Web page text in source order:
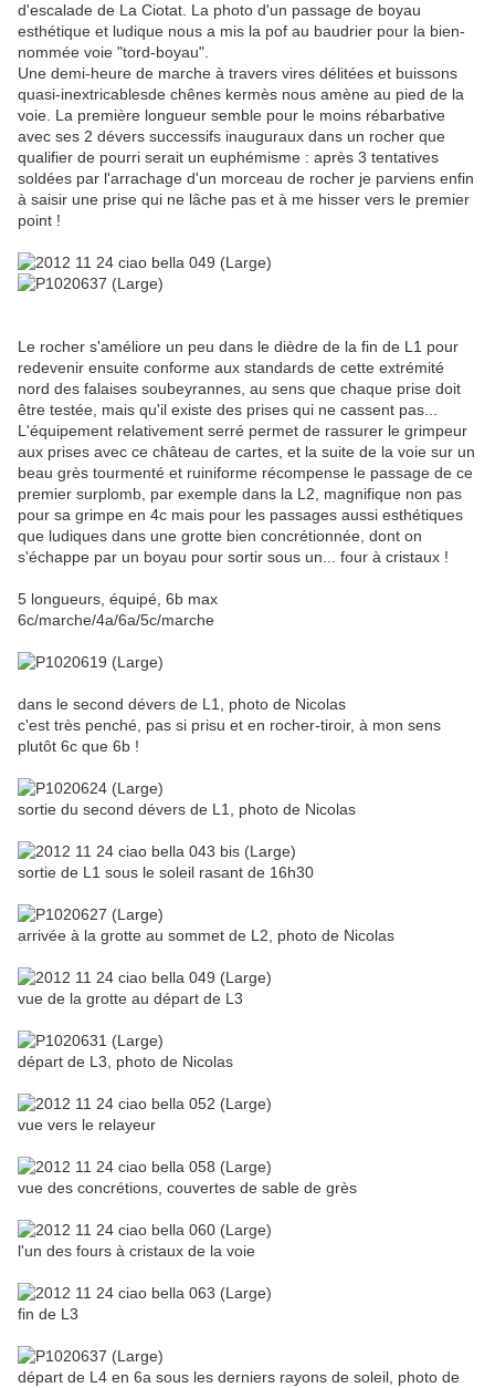
d'escalade de La Ciotat. La photo d'un passage de boyau
esthétique et ludique nous a mis la pof au baudrier pour la bien-
nommée voie "tord-boyau".
Une demi-heure de marche à travers vires délitées et buissons
quasi-inextricablesde chênes kermès nous amène au pied de la
voie. La première longueur semble pour le moins rébarbative
avec ses 2 dévers successifs inauguraux dans un rocher que
qualifier de pourri serait un euphémisme : après 3 tentatives
soldées par l'arrachage d'un morceau de rocher je parviens enfin
à saisir une prise qui ne lâche pas et à me hisser vers le premier
point !
Le rocher s'améliore un peu dans le dièdre de la fin de L1 pour
redevenir ensuite conforme aux standards de cette extrémité
nord des falaises soubeyrannes, au sens que chaque prise doit
être testée, mais qu'il existe des prises qui ne cassent pas...
L'équipement relativement serré permet de rassurer le grimpeur
aux prises avec ce château de cartes, et la suite de la voie sur un
beau grès tourmenté et ruiniforme récompense le passage de ce
premier surplomb, par exemple dans la L2, magnifique non pas
pour sa grimpe en 4c mais pour les passages aussi esthétiques
que ludiques dans une grotte bien concrétionnée, dont on
s'échappe par un boyau pour sortir sous un... four à cristaux !
5 longueurs, équipé, 6b max
6c/marche/4a/6a/5c/marche
dans le second dévers de L1, photo de Nicolas
c'est très penché, pas si prisu et en rocher-tiroir, à mon sens
plutôt 6c que 6b !
sortie du second dévers de L1, photo de Nicolas
sortie de L1 sous le soleil rasant de 16h30
arrivée à la grotte au sommet de L2, photo de Nicolas
vue de la grotte au départ de L3
départ de L3, photo de Nicolas
vue vers le relayeur
vue des concrétions, couvertes de sable de grès
l'un des fours à cristaux de la voie
fin de L3
départ de L4 en 6a sous les derniers rayons de soleil, photo de